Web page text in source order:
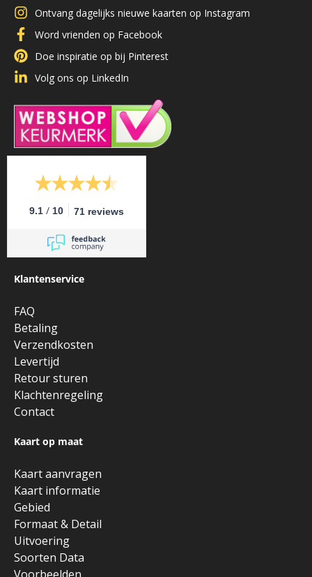
Ontvang dagelijks nieuwe kaarten op Instagram
Word vrienden op Facebook
Doe inspiratie op bij Pinterest
Volg ons op LinkedIn
9.1 / 10 71 reviews
Klantenservice
FAQ
Betaling
Verzendkosten
Levertijd
Retour sturen
Klachtenregeling
Contact
Kaart op maat
Kaart aanvragen
Kaart informatie
Gebied
Formaat & Detail
Uitvoering
Soorten Data